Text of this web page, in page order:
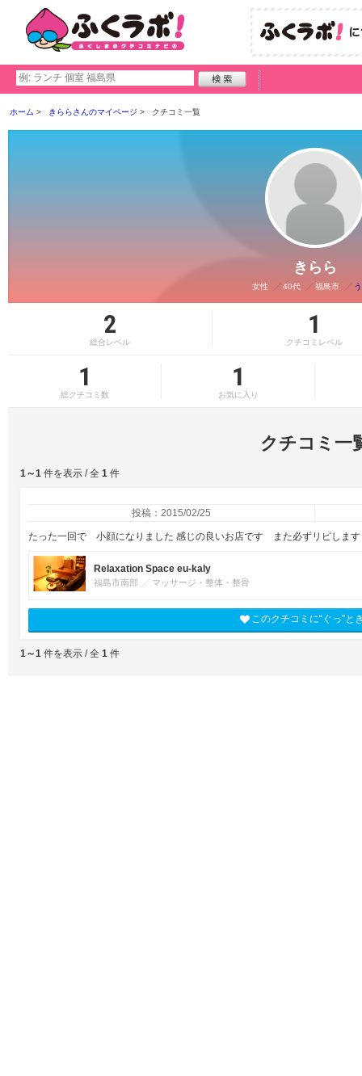
ホーム きららさんのマイページ クチコミ一覧
きらら
女性 40代 福島市
2
総合レベル
1
クチコミレベル
1
総クチコミ数
1
お気に入り
クチコミ一
1～1 件を表示 / 全 1 件
投稿：2015/02/25
たった一回で 小顔になりました 感じの良いお店です また必ずリピします
Relaxation Space eu-kaly
福島市南部 マッサージ・整体・整骨
このクチコミに“ぐっ”と
1～1 件を表示 / 全 1 件